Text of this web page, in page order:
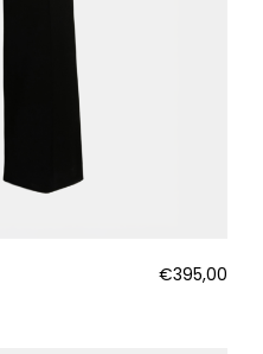
€395,00